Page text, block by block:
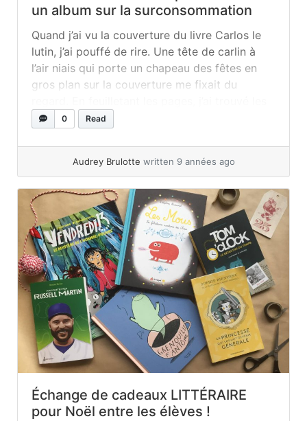
un album sur la surconsommation
Quand j’ai vu la couverture du livre Carlos le
lutin, j’ai pouffé de rire. Une tête de carlin à
l’air niais qui porte un chapeau des fêtes en
gros plan sur la couverture me fixait du
images vraiment très drôles et Carlos a su me
0 Read
Audrey Brulotte written 9 années ago
Échange de cadeaux LITTÉRAIRE
pour Noël entre les élèves !